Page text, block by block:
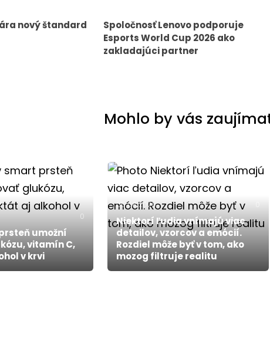
nový štandard
Spoločnosť Lenovo podporuje
Esports World Cup 2026 ako
zakladajúci partner
Mohlo by vás
0
umožní
vitamín C,
v krvi
05.08.2026
Niektorí ľudia vnímajú viac
detailov, vzorcov a emócií.
Rozdiel môže byť v tom, ako
mozog filtruje realitu